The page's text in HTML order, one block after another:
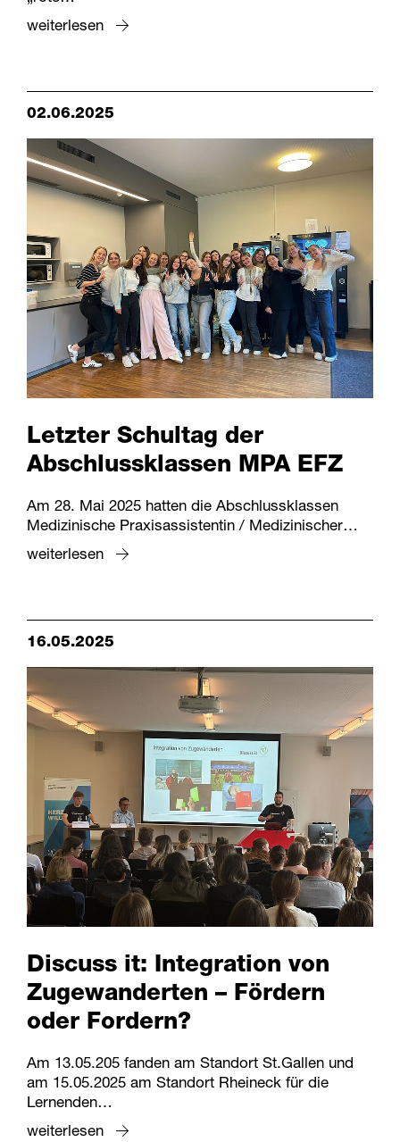
weiterlesen
02.06.2025
Letzter Schultag der
Abschlussklassen MPA EFZ
Am 28. Mai 2025 hatten die Abschlussklassen
Medizinische Praxisassistentin / Medizinischer…
weiterlesen
16.05.2025
Discuss it: Integration von
Zugewanderten – Fördern
oder Fordern?
Am 13.05.205 fanden am Standort St.Gallen und
am 15.05.2025 am Standort Rheineck für die
Lernenden…
weiterlesen